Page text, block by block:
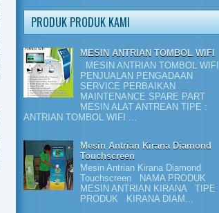
PRODUK PRODUK KAMI
MESIN ANTRIAN TOMBOL WIFI
MESIN ANTRIAN TOMBOL WIFI
PENJUALAN PENGADAAN
SERVICE PERBAIKAN
MAINTENANCE SPARE PART
MESIN ALAT ANTREAN TIPE :
ANTRIAN TOMBOL WIFI ...
Mesin Antrian Kirana Diamond
Touchscreen
Mesin Antrian Kirana Diamond
Touchscreen NAMA PRODUK
MESIN ANTRIAN KIRANA TIPE
PRODUK KIRANA DIAM...